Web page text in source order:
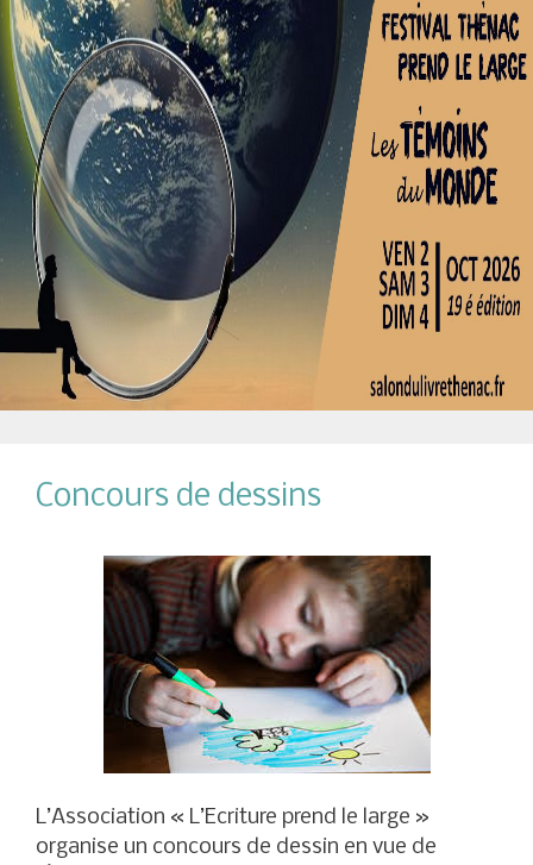
Concours de dessins
L’Association « L’Ecriture prend le large »
organise un concours de dessin en vue de